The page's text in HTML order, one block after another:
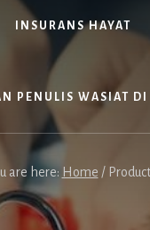
INSURANS HAYAT
PENULIS WASIAT DI
are here: Home /